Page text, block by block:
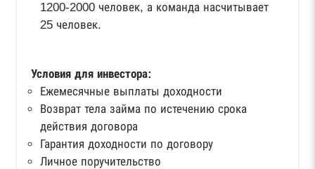
1200-2000 человек, а команда насчитывает
25 человек.
Условия для инвестора:
Ежемесячные выплаты доходности
Возврат тела займа по истечению срока
действия договора
Гарантия доходности по договору
Личное поручительство